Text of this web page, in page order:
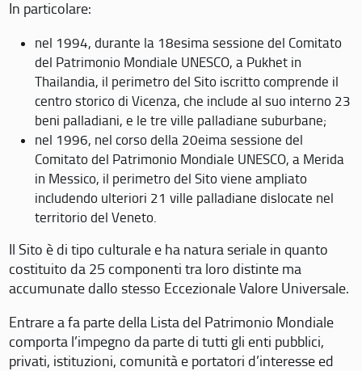
In particolare:
nel 1994, durante la 18esima sessione del Comitato
del Patrimonio Mondiale UNESCO, a Pukhet in
Thailandia, il perimetro del Sito iscritto comprende il
centro storico di Vicenza, che include al suo interno 23
beni palladiani, e le tre ville palladiane suburbane;
nel 1996, nel corso della 20eima sessione del
Comitato del Patrimonio Mondiale UNESCO, a Merida
in Messico, il perimetro del Sito viene ampliato
includendo ulteriori 21 ville palladiane dislocate nel
territorio del Veneto.
Il Sito è di tipo culturale e ha natura seriale in quanto
costituito da 25 componenti tra loro distinte ma
accumunate dallo stesso Eccezionale Valore Universale.
Entrare a fa parte della Lista del Patrimonio Mondiale
comporta l’impegno da parte di tutti gli enti pubblici,
privati, istituzioni, comunità e portatori d’interesse ed